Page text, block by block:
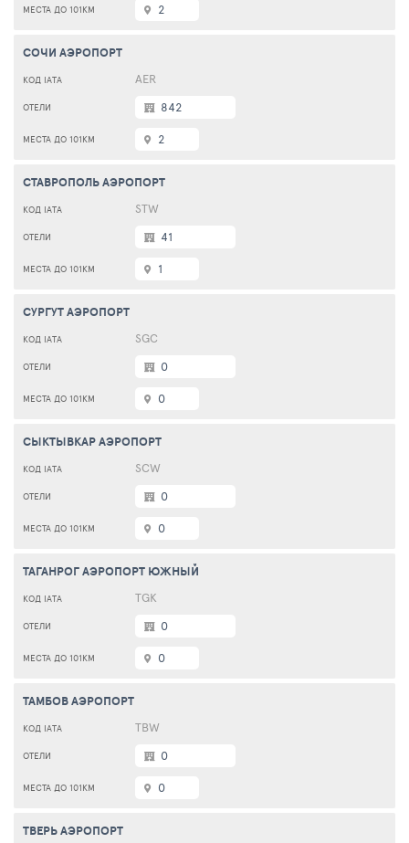
2
СОЧИ АЭРОПОРТ
AER
842
2
СТАВРОПОЛЬ АЭРОПОРТ
STW
41
1
СУРГУТ АЭРОПОРТ
SGC
0
0
СЫКТЫВКАР АЭРОПОРТ
SCW
0
0
ТАГАНРОГ АЭРОПОРТ ЮЖНЫЙ
TGK
0
0
ТАМБОВ АЭРОПОРТ
TBW
0
0
ТВЕРЬ АЭРОПОРТ